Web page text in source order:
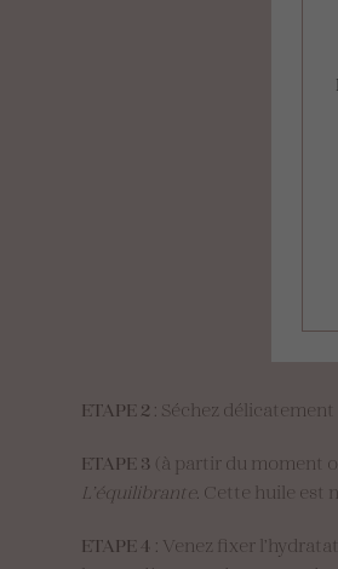
ETAPE 2 : Séchez
ETAPE 3 (à partir du moment
L’équilibrante. Cette huile est
ETAPE 4 : Venez fixer